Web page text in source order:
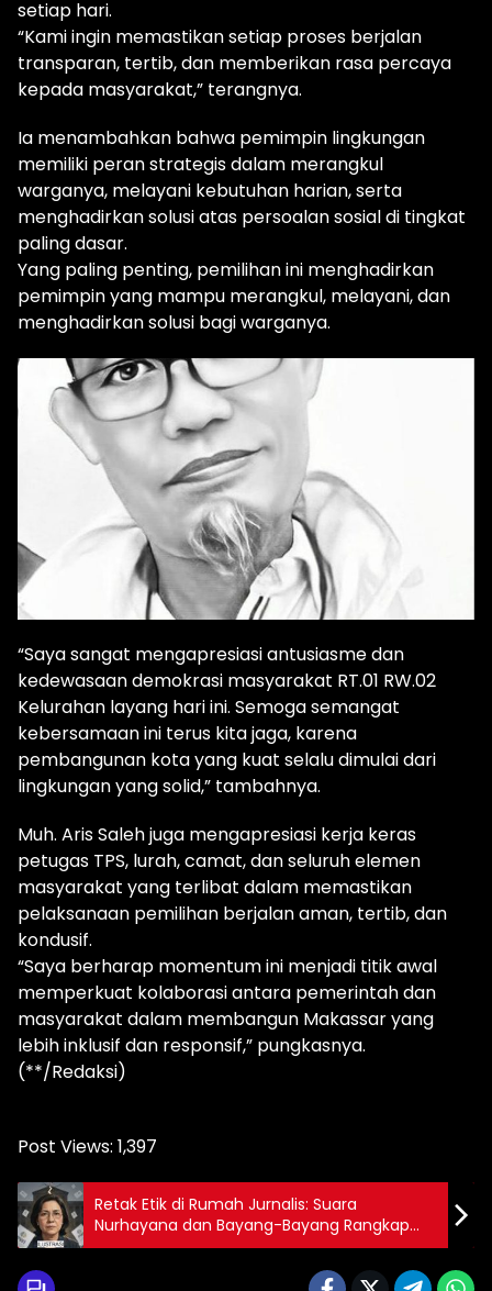
setiap hari.
“Kami ingin memastikan setiap proses berjalan
transparan, tertib, dan memberikan rasa percaya
kepada masyarakat,” terangnya.
Ia menambahkan bahwa pemimpin lingkungan
memiliki peran strategis dalam merangkul
warganya, melayani kebutuhan harian, serta
menghadirkan solusi atas persoalan sosial di tingkat
paling dasar.
Yang paling penting, pemilihan ini menghadirkan
pemimpin yang mampu merangkul, melayani, dan
menghadirkan solusi bagi warganya.
“Saya sangat mengapresiasi antusiasme dan
kedewasaan demokrasi masyarakat RT.01 RW.02
Kelurahan layang hari ini. Semoga semangat
kebersamaan ini terus kita jaga, karena
pembangunan kota yang kuat selalu dimulai dari
lingkungan yang solid,” tambahnya.
Muh. Aris Saleh juga mengapresiasi kerja keras
petugas TPS, lurah, camat, dan seluruh elemen
masyarakat yang terlibat dalam memastikan
pelaksanaan pemilihan berjalan aman, tertib, dan
kondusif.
“Saya berharap momentum ini menjadi titik awal
memperkuat kolaborasi antara pemerintah dan
masyarakat dalam membangun Makassar yang
lebih inklusif dan responsif,” pungkasnya.
(**/Redaksi)
Post Views: 1,397
Retak Etik di Rumah Jurnalis: Suara
Nurhayana dan Bayang-Bayang Rangkap
Jabatan di Tubuh PWI